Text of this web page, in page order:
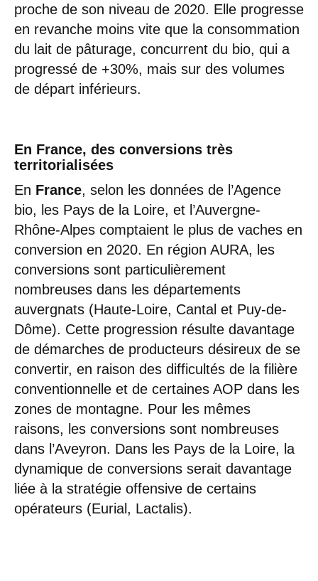
proche de son niveau de 2020. Elle progresse
en revanche moins vite que la consommation
du lait de pâturage, concurrent du bio, qui a
progressé de +30%, mais sur des volumes
de départ inférieurs.
En France, des conversions très
territorialisées
En France, selon les données de l’Agence
bio, les Pays de la Loire, et l’Auvergne-
Rhône-Alpes comptaient le plus de vaches en
conversion en 2020. En région AURA, les
conversions sont particulièrement
nombreuses dans les départements
auvergnats (Haute-Loire, Cantal et Puy-de-
Dôme). Cette progression résulte davantage
de démarches de producteurs désireux de se
convertir, en raison des difficultés de la filière
conventionnelle et de certaines AOP dans les
zones de montagne. Pour les mêmes
raisons, les conversions sont nombreuses
dans l’Aveyron. Dans les Pays de la Loire, la
dynamique de conversions serait davantage
liée à la stratégie offensive de certains
opérateurs (Eurial, Lactalis).